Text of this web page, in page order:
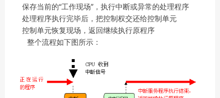
保存当前的“工作现场”，执行中断或异常的处理程序
处理程序执行完毕后，把控制权交还给控制单元
控制单元恢复现场，返回继续执行原程序
整个流程如下图所示：